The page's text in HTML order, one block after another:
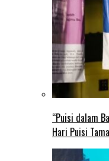
“Puisi dalam
Hari Puisi